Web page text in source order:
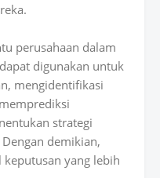
perusahaan dalam
digunakan untuk
mengidentifikasi
strategi
demikian,
yang lebih